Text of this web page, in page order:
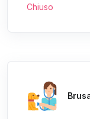
Chiuso